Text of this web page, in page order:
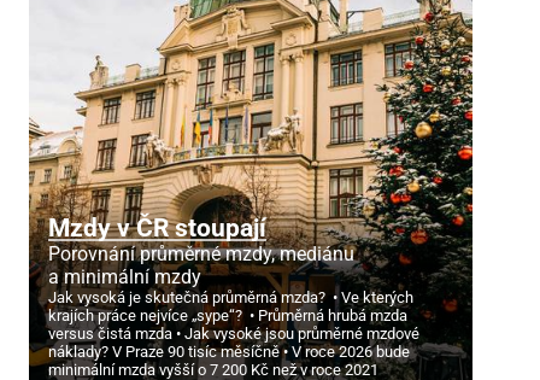
Mzdy v ČR stoupají
Porovnání průměrné mzdy, mediánu
a minimální mzdy
Jak vysoká je skutečná průměrná mzda?
Ve kterých
krajích práce nejvíce „sype“?
Průměrná hrubá mzda
versus čistá mzda
Jak vysoké jsou průměrné mzdové
náklady? V Praze 90 tisíc měsíčně
V roce 2026 bude
minimální mzda vyšší o 7 200 Kč než v roce 2021